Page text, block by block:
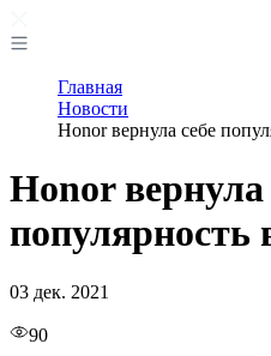
Главная
Новости
Honor вернула себе
Honor вернула
популярность
03 дек. 2021
90